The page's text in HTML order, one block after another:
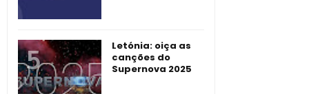
Letónia: oiça as
canções do
Supernova 2025